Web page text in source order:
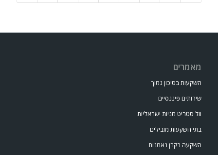
מאמרים
השקעות בסיכון נמוך
שירותים פיננסיים
וול סטריט מניות ישראליות
בתי השקעות מובילים
השקעה בקרן נאמנות